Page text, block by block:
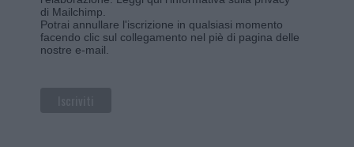
di Mailchimp
Potrai annullare l'iscrizione in qualsiasi momento
facendo clic sul collegamento nel piè di pagina delle
nostre e-mail.